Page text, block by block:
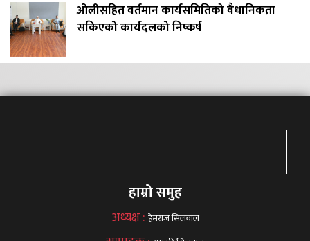
ओलीसहित वर्तमान कार्यसमितिको वैधानिकता
सकिएको कार्यदलको निष्कर्ष
हाम्रो समुह
अध्यक्ष : हेमराज सिलवाल